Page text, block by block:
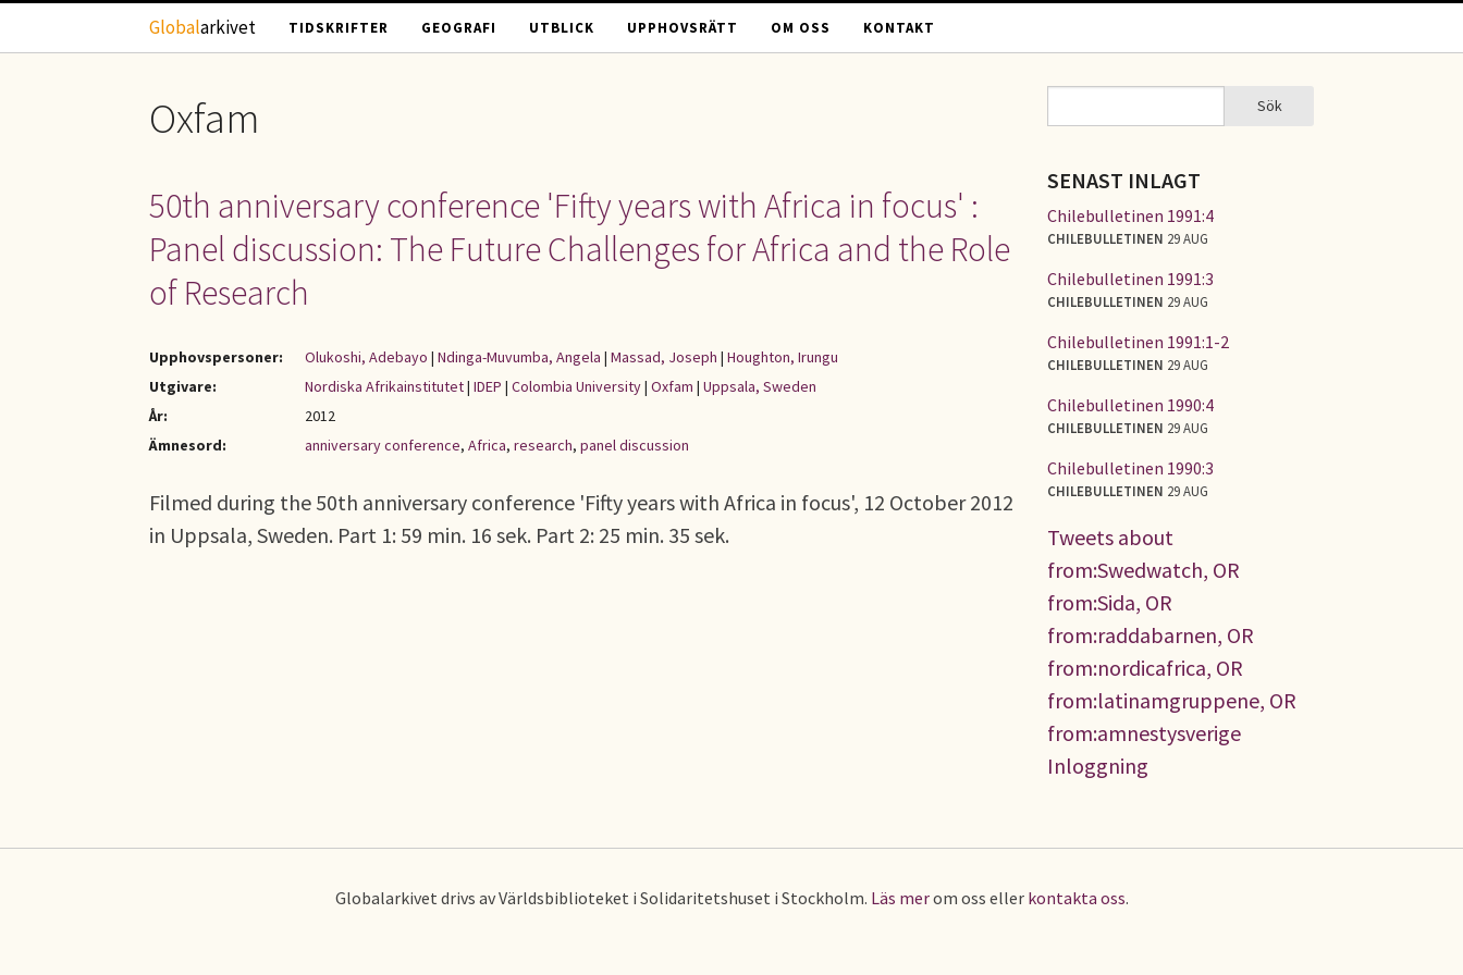
Hoppa till huvudinnehåll
Globalarkivet TIDSKRIFTER GEOGRAFI UTBLICK UPPHOVSRÄTT OM OSS KONTAKT
Oxfam
50th anniversary conference 'Fifty years with Africa in focus' :
Panel discussion: The Future Challenges for Africa and the Role
of Research
Upphovspersoner: Olukoshi, Adebayo | Ndinga-Muvumba, Angela | Massad, Joseph | Houghton, Irungu
Utgivare:
Nordiska Afrikainstitutet| IDEP | Colombia University| Oxfam | Uppsala, Sweden
År:
2012
Ämnesord:
anniversary conference, Africa, research, panel discussion
Filmed during the 50th anniversary conference 'Fifty years with Africa in focus', 12 October 2012
in Uppsala, Sweden. Part 1: 59 min. 16 sek. Part 2: 25 min. 35 sek.
SÖKFORMULÄR Sök
SENAST INLAGT
Chilebulletinen 1991:4
CHILEBULLETINEN 29 AUG
Chilebulletinen 1991:3
CHILEBULLETINEN 29 AUG
Chilebulletinen 1991:1-2
CHILEBULLETINEN 29 AUG
Chilebulletinen 1990:4
CHILEBULLETINEN 29 AUG
Chilebulletinen 1990:3
CHILEBULLETINEN 29 AUG
Tweets about
from:Swedwatch, OR
from:Sida, OR
from:raddabarnen, OR
from:nordicafrica, OR
from:latinamgruppene, OR
from:amnestysverige
Inloggning
Globalarkivet drivs av Världsbiblioteket i Solidaritetshuset i Stockholm. Läs merom oss eller kontakta oss.